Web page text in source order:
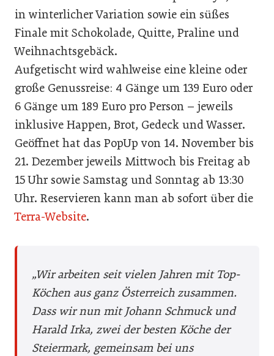
in winterlicher Variation sowie ein süßes
Finale mit Schokolade, Quitte, Praline und
Weihnachtsgebäck.
Aufgetischt wird wahlweise eine kleine oder
große Genussreise: 4 Gänge um 139 Euro oder
6 Gänge um 189 Euro pro Person – jeweils
inklusive Happen, Brot, Gedeck und Wasser.
Geöffnet hat das PopUp von 14. November bis
21. Dezember jeweils Mittwoch bis Freitag ab
15 Uhr sowie Samstag und Sonntag ab 13:30
Uhr. Reservieren kann man ab sofort über die
Terra-Website.
„Wir arbeiten seit vielen Jahren mit Top-
Köchen aus ganz Österreich zusammen.
Dass wir nun mit Johann Schmuck und
Harald Irka, zwei der besten Köche der
Steiermark, gemeinsam bei uns